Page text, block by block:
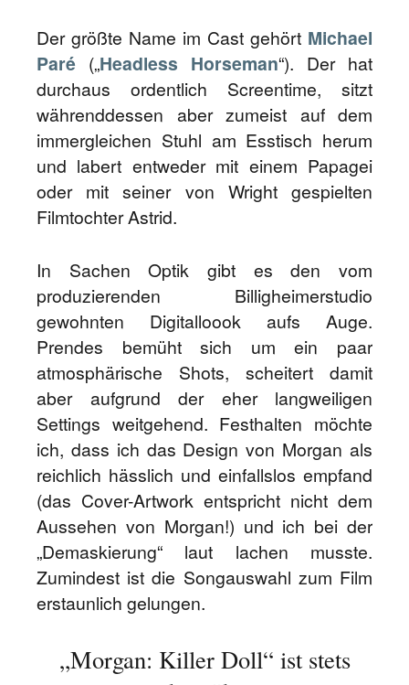
Der größte Name im Cast gehört Michael
Paré („Headless Horseman“). Der hat
durchaus ordentlich Screentime, sitzt
währenddessen aber zumeist auf dem
immergleichen Stuhl am Esstisch herum
und labert entweder mit einem Papagei
oder mit seiner von Wright gespielten
Filmtochter Astrid.
In Sachen Optik gibt es den vom
produzierenden Billigheimerstudio
gewohnten Digitalloook aufs Auge.
Prendes bemüht sich um ein paar
atmosphärische Shots, scheitert damit
aber aufgrund der eher langweiligen
Settings weitgehend. Festhalten möchte
ich, dass ich das Design von Morgan als
reichlich hässlich und einfallslos empfand
(das Cover-Artwork entspricht nicht dem
Aussehen von Morgan!) und ich bei der
„Demaskierung“ laut lachen musste.
Zumindest ist die Songauswahl zum Film
erstaunlich gelungen.
„Morgan: Killer Doll“ ist stets